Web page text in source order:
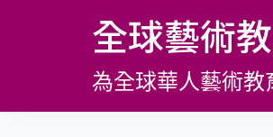
全球藝術
為全球華人藝術教